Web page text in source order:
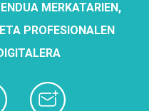
MERKATARIEN,
PROFESIONALEN